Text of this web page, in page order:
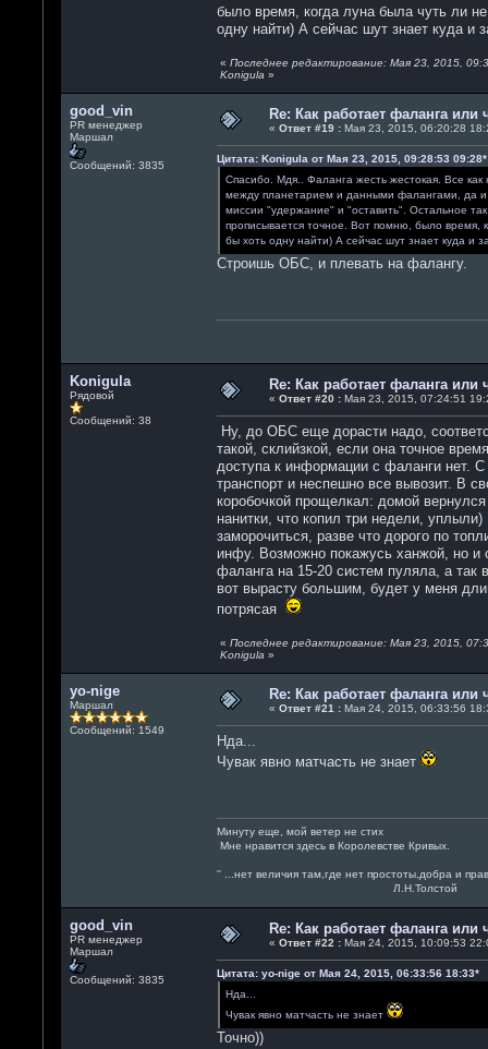
было время, когда луна была чуть ли
одну найти) А сейчас шут знает куда и
« Последнее редактирование: Мая 23, 2015,
Konigula »
good_vin
PR менеджер
Маршал
Сообщений: 3835
Re: Как работает фаланга или
« Ответ #19 :Мая 23, 2015, 06:20:28
Цитата: Konigula от Мая 23, 2015, 09:28:53 09:28*
Спасибо. Мдя.. Фаланга жесть жестокая. Все
между планетарием и данными фалангами, да и
миссии "удержание" и "оставить". Остальное
прописывается точное. Вот помню, было время,
бы хоть одну найти) А сейчас шут знает куда и
Строишь ОБС, и плевать на фалангу.
Konigula
Рядовой
Сообщений: 38
Re: Как работает фаланга или
« Ответ #20 :Мая 23, 2015, 07:24:51
Ну, до ОБС еще дорасти надо,
такой, склийзкой, если она точное
доступа к информации с фаланги нет.
транспорт и неспешно все вывозит. В
коробочкой прощелкал: домой
нанитки, что копил три недели,
заморочиться, разве что дорого по
инфу. Возможно покажусь ханжой, но и
фаланга на 15-20 систем пуляла, а так
вот вырасту большим, будет у меня
потрясая
« Последнее редактирование: Мая 23, 2015,
Konigula »
yo-nige
Маршал
Сообщений: 1549
Re: Как работает фаланга или
« Ответ #21 :Мая 24, 2015, 06:33:56
Нда...
Чувак явно матчасть не знает
Минуту еще, мой ветер не стих
Мне нравится здесь в Королевстве Кривых.
'' ...нет величия там,где нет простоты,добра и
Л.Н.Толстой
good_vin
PR менеджер
Маршал
Сообщений: 3835
Re: Как работает фаланга или
« Ответ #22 :Мая 24, 2015, 10:09:53
Цитата: yo-nige от Мая 24, 2015, 06:33:56 18:33*
Нда...
Чувак явно матчасть не знает
Точно))